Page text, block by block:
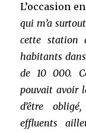
L’occasion
qui m’a
cette station
habitants
de 10 000.
pouvait avoir
d’être
effluents